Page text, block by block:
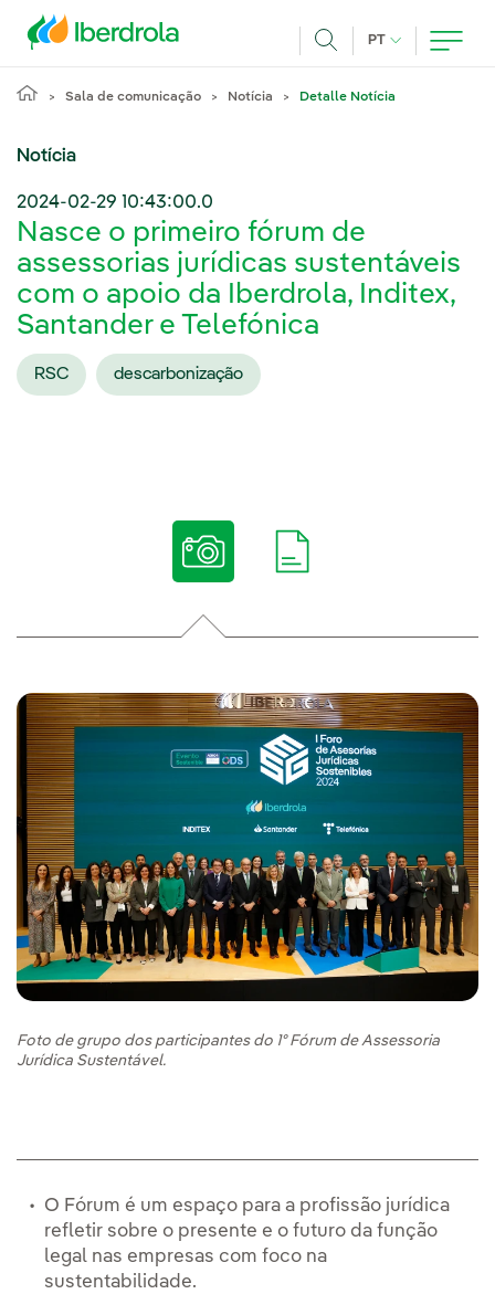
PT IDIOMA ATUAL,
Sala de comunicação Notícia Detalle Notícia
Notícia
2024-02-29 10:43:00.0
Nasce o primeiro fórum de
assessorias jurídicas sustentáveis
com o apoio da Iberdrola, Inditex,
Santander e Telefónica
RSC descarbonização
Foto de grupo dos participantes do 1º Fórum de Assessoria
Jurídica Sustentável.
O Fórum é um espaço para a profissão jurídica
refletir sobre o presente e o futuro da função
legal nas empresas com foco na
sustentabilidade.